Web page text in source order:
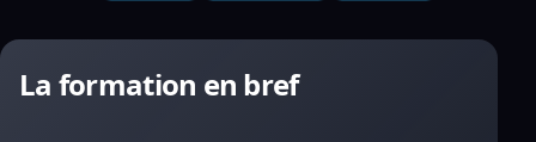
La formation en bref